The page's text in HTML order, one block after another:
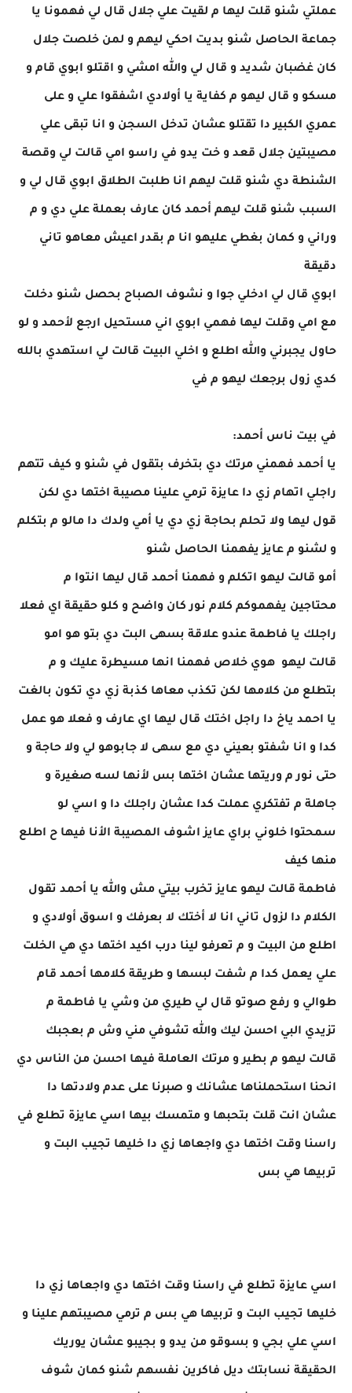
عملتي شنو قلت ليها م لقيت علي جلال قال لي فهمونا يا
جماعة الحاصل شنو بديت احكي ليهم و لمن خلصت جلال
كان غضبان شديد و قال لي والله امشي و اقتلو ابوي قام و
مسكو و قال ليهو م كفاية يا أولادي اشفقوا علي و على
عمري الكبير دا تقتلو عشان تدخل السجن و انا تبقى علي
مصيبتين جلال قعد و خت يدو في راسو امي قالت لي وقصة
الشنطة دي شنو قلت ليهم انا طلبت الطلاق ابوي قال لي و
السبب شنو قلت ليهم أحمد كان عارف بعملة علي دي و م
وراني و كمان بغطي عليهو انا م بقدر اعيش معاهو تاني
دقيقة
ابوي قال لي ادخلي جوا و نشوف الصباح بحصل شنو دخلت
مع امي وقلت ليها فهمي ابوي اني مستحيل ارجع لأحمد و لو
حاول يجبرني والله اطلع و اخلي البيت قالت لي استهدي بالله
كدي زول برجعك ليهو م في
في بيت ناس أحمد:
يا أحمد فهمني مرتك دي بتخرف بتقول في شنو و كيف تتهم
راجلي اتهام زي دا عايزة ترمي علينا مصيبة اختها دي لكن
قول ليها ولا تحلم بحاجة زي دي يا أمي ولدك دا مالو م بتكلم
و لشنو م عايز يفهمنا الحاصل شنو
أمو قالت ليهو اتكلم و فهمنا أحمد قال ليها انتوا م
محتاجين يفهموكم كلام نور كان واضح و كلو حقيقة اي فعلا
راجلك يا فاطمة عندو علاقة بسهى البت دي بتو هو امو
قالت ليهو هوي خلاص فهمنا انها مسيطرة عليك و م
بتطلع من كلامها لكن تكذب معاها كذبة زي دي تكون بالغت
يا احمد ياخ دا راجل اختك قال ليها اي عارف و فعلا هو عمل
كدا و انا شفتو بعيني دي مع سهى لا جابوهو لي ولا حاجة و
حتى نور م وريتها عشان اختها بس لأنها لسه صغيرة و
جاهلة م تفتكري عملت كدا عشان راجلك دا و اسي لو
سمحتوا خلوني براي عايز اشوف المصيبة الأنا فيها ح اطلع
منها كيف
فاطمة قالت ليهو عايز تخرب بيتي مش والله يا أحمد تقول
الكلام دا لزول تاني انا لا أختك لا بعرفك و اسوق أولادي و
اطلع من البيت و م تعرفو لينا درب اكيد اختها دي هي الخلت
علي يعمل كدا م شفت لبسها و طريقة كلامها أحمد قام
طوالي و رفع صوتو قال لي طيري من وشي يا فاطمة م
تزيدي البي احسن ليك والله تشوفي مني وش م بعجبك
قالت ليهو م بطير و مرتك العاملة فيها احسن من الناس دي
انحنا استحملناها عشانك و صبرنا على عدم ولادتها دا
عشان انت قلت بتحبها و متمسك بيها اسي عايزة تطلع في
راسنا وقت اختها دي واجعاها زي دا خليها تجيب البت و
تربيها هي بس
اسي عايزة تطلع في راسنا وقت اختها دي واجعاها زي دا
خليها تجيب البت و تربيها هي بس م ترمي مصيبتهم علينا و
اسي علي بجي و بسوقو من يدو و بجيبو عشان يوريك
الحقيقة نسابتك ديل فاكرين نفسهم شنو كمان شوف